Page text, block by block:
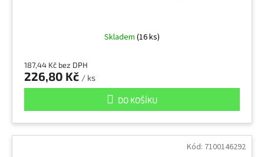
Skladem (16 ks)
187,44 Kč bez DPH
226,80 Kč / ks
DO KOŠÍKU
Kód: 7100146292